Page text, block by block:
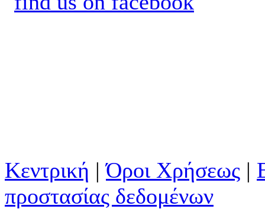
Κεντρική |Όροι Χρήσεως |
προστασίας δεδομένων